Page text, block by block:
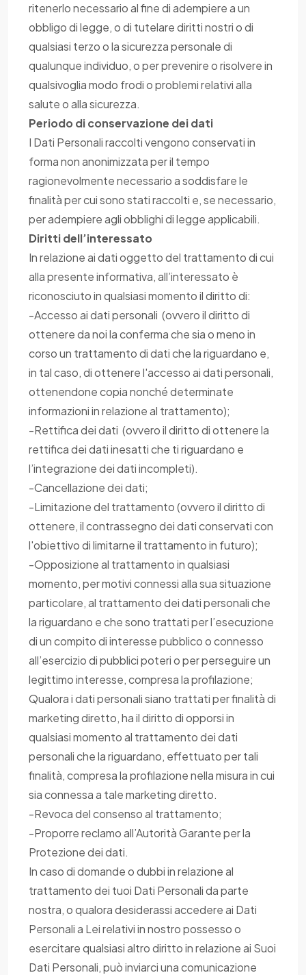
ritenerlo necessario al fine di adempiere a un
obbligo di legge, o di tutelare diritti nostri o di
qualsiasi terzo o la sicurezza personale di
qualunque individuo, o per prevenire o risolvere in
qualsivoglia modo frodi o problemi relativi alla
salute o alla sicurezza.
Periodo di conservazione dei dati
I Dati Personali raccolti vengono conservati in
forma non anonimizzata per il tempo
ragionevolmente necessario a soddisfare le
finalità per cui sono stati raccolti e, se necessario,
per adempiere agli obblighi di legge applicabili.
Diritti dell’interessato
In relazione ai dati oggetto del trattamento di cui
alla presente informativa, all’interessato è
riconosciuto in qualsiasi momento il diritto di:
-Accesso ai dati personali (ovvero il diritto di
ottenere da noi la conferma che sia o meno in
corso un trattamento di dati che la riguardano e,
in tal caso, di ottenere l'accesso ai dati personali,
ottenendone copia nonché determinate
informazioni in relazione al trattamento);
-Rettifica dei dati (ovvero il diritto di ottenere la
rettifica dei dati inesatti che ti riguardano e
l’integrazione dei dati incompleti).
-Cancellazione dei dati;
-Limitazione del trattamento (ovvero il diritto di
ottenere, il contrassegno dei dati conservati con
l'obiettivo di limitarne il trattamento in futuro);
-Opposizione al trattamento in qualsiasi
momento, per motivi connessi alla sua situazione
particolare, al trattamento dei dati personali che
la riguardano e che sono trattati per l’esecuzione
di un compito di interesse pubblico o connesso
all’esercizio di pubblici poteri o per perseguire un
legittimo interesse, compresa la profilazione;
Qualora i dati personali siano trattati per finalità di
marketing diretto, ha il diritto di opporsi in
qualsiasi momento al trattamento dei dati
personali che la riguardano, effettuato per tali
finalità, compresa la profilazione nella misura in cui
sia connessa a tale marketing diretto.
-Revoca del consenso al trattamento;
-Proporre reclamo all’Autorità Garante per la
Protezione dei dati.
In caso di domande o dubbi in relazione al
trattamento dei tuoi Dati Personali da parte
nostra, o qualora desiderassi accedere ai Dati
Personali a Lei relativi in nostro possesso o
esercitare qualsiasi altro diritto in relazione ai Suoi
Dati Personali, può inviarci una comunicazione